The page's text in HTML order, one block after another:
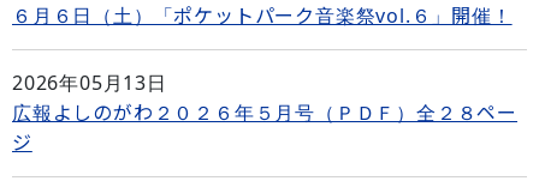
６月６日（土）「ポケットパーク音楽祭vol.６」開催！
2026年05月13日
広報よしのがわ２０２６年５月号（ＰＤＦ）全２８ペー
ジ